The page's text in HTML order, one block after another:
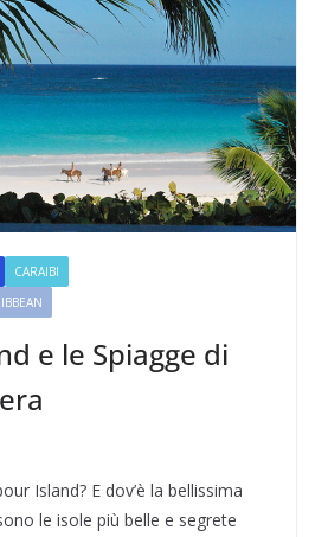
CARAIBI
e le Spiagge di
Island? E dov’è la bellissima
le isole più belle e segrete